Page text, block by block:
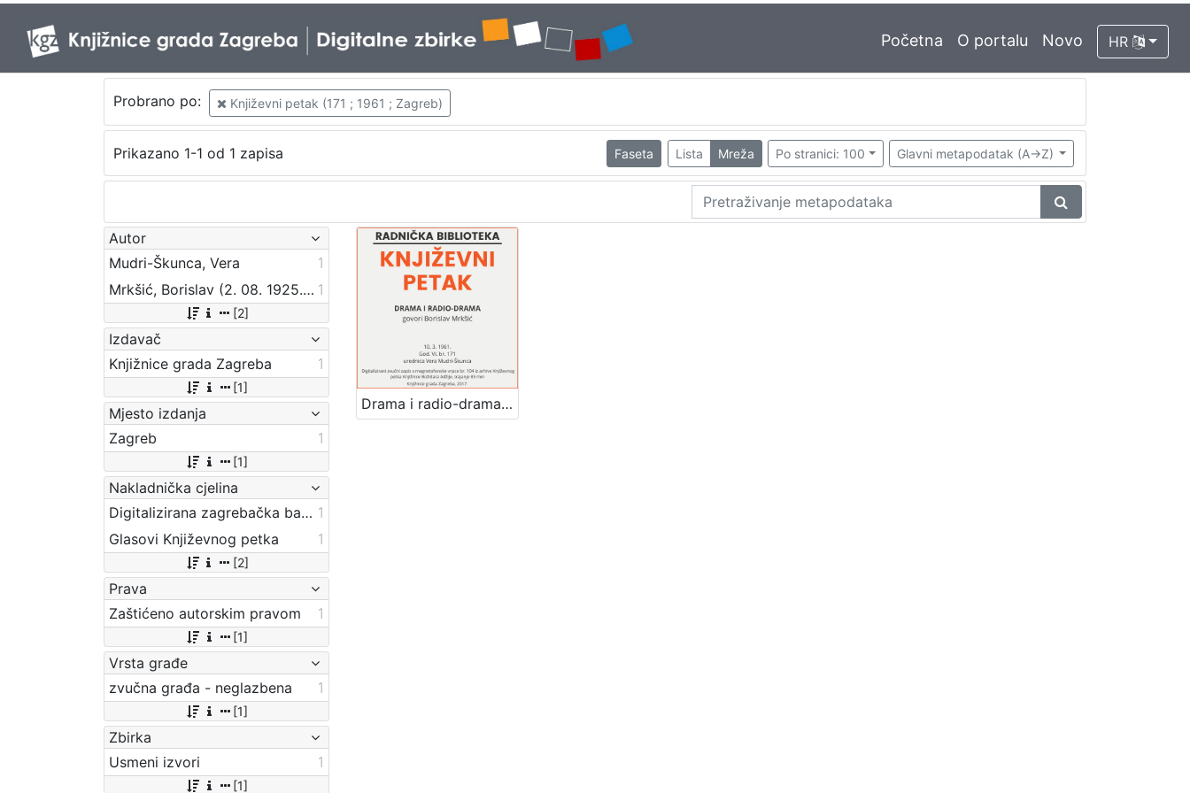
Početna O portalu Novo HR
Probrano po: Književni petak (171 ; 1961 ; Zagreb)
Prikazano 1-1 od 1 zapisa Faseta Lista Mreža Po stranici: 100 Glavni metapodatak (A->Z)
Autor
Mudri-Škunca, Vera
1
Mrkšić, Borislav (2. 08. 1925. – 22. 01. 1994.) 1
[2]
Izdavač
Knjižnice grada Zagreba
1
[1]
Mjesto izdanja
Zagreb
1
[1]
Nakladnička cjelina
Digitalizirana zagrebačka baština 1
Glasovi Književnog petka
1
[2]
Prava
Zaštićeno autorskim pravom
1
[1]
Vrsta građe
zvučna građa - neglazbena
1
[1]
Zbirka
Usmeni izvori
1
[1]
Drama i radio-drama : Književni petak, 10. 3. 1961. / govori Borislav Mrkšić ; urednica Vera Mudri-Škunca